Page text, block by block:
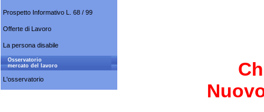
Prospetto Informativo L. 68 / 99
Offerte di Lavoro
La persona disabile
Osservatorio
mercato del lavoro
L'osservatorio